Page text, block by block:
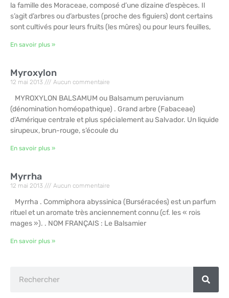
la famille des Moraceae, composé d’une dizaine d’espèces. Il
s’agit d’arbres ou d’arbustes (proche des figuiers) dont certains
sont cultivés pour leurs fruits (les mûres) ou pour leurs feuilles,
En savoir plus »
Myroxylon
12 mai 2013 Aucun commentaire
MYROXYLON BALSAMUM ou Balsamum peruvianum
(dénomination homéopathique) . Grand arbre (Fabaceae)
d’Amérique centrale et plus spécialement au Salvador. Un liquide
sirupeux, brun-rouge, s’écoule du
En savoir plus »
Myrrha
12 mai 2013 Aucun commentaire
Myrrha . Commiphora abyssinica (Burséracées) est un parfum
rituel et un aromate très anciennement connu (cf. les « rois
mages »). . NOM FRANÇAIS : Le Balsamier
En savoir plus »